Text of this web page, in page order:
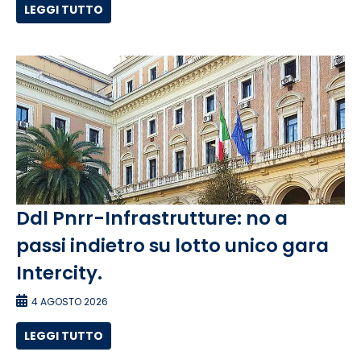
LEGGI TUTTO
Ddl Pnrr-Infrastrutture: no a
passi indietro su lotto unico gara
Intercity.
4 AGOSTO 2026
LEGGI TUTTO